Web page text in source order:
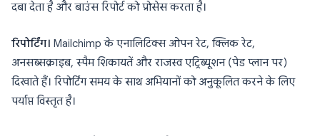
दबा देता है और बाउंस रिपोर्ट को प्रोसेस करता है।
रिपोर्टिंग। Mailchimp के एनालिटिक्स ओपन रेट, क्लिक रेट,
अनसब्सक्राइब, स्पैम शिकायतें और राजस्व एट्रिब्यूशन (पेड प्लान पर)
दिखाते हैं। रिपोर्टिंग समय के साथ अभियानों को अनुकूलित करने के लिए
पर्याप्त विस्तृत है।